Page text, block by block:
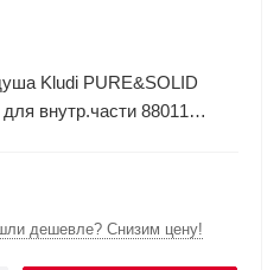
Kludi PURE&SOLID
внутр.части 88011
дешевле? Снизим цену!